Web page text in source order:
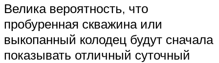
Велика вероятность, что
пробуренная скважина или
выкопанный колодец будут сначала
показывать отличный суточный